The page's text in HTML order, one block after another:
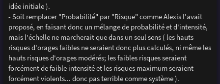
idée initiale ).
- Soit remplacer "Probabilité" par "Risque" comme Alexis l'avait
proposé, en faisant donc un mélange de probabilité et d'intensité,
mais l'échelle ne marcherait que dans un seul sens ( les hauts
risques d'orages faibles ne seraient donc plus calculés, ni même les
hauts risques d'orages modérés; les faibles risques seraient
forcément de faible intensité et les risques maximum seraient
forcément violents... donc pas terrible comme système ).